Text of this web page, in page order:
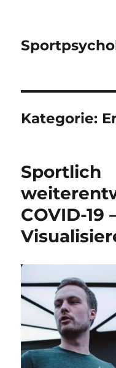
Kategorie:
Sportlich
COVID-19